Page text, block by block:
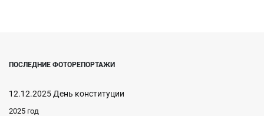
ПОСЛЕДНИЕ ФОТОРЕПОРТАЖИ
12.12.2025 День конституции
2025 год